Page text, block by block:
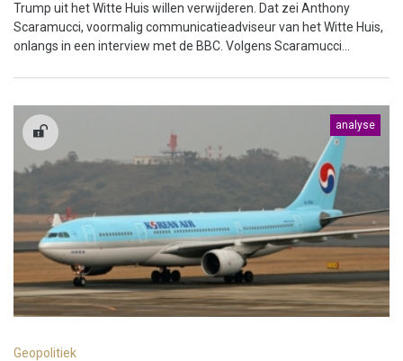
Trump uit het Witte Huis willen verwijderen. Dat zei Anthony
Scaramucci, voormalig communicatieadviseur van het Witte Huis,
onlangs in een interview met de BBC. Volgens Scaramucci...
analyse
Geopolitiek